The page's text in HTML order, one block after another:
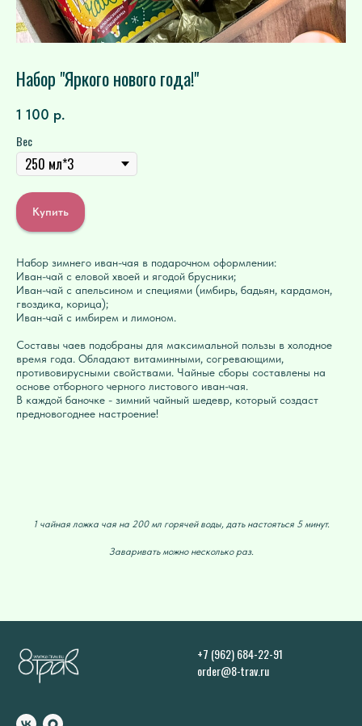
Набор "Яркого нового года!"
1 100 р.
Вес
Купить
Набор зимнего иван-чая в подарочном оформлении:
Иван-чай с еловой хвоей и ягодой брусники;
Иван-чай с апельсином и специями (имбирь, бадьян, кардамон,
гвоздика, корица);
Иван-чай с имбирем и лимоном.
Составы чаев подобраны для максимальной пользы в холодное
время года. Обладают витаминными, согревающими,
противовирусными свойствами. Чайные сборы составлены на
основе отборного черного листового иван-чая.
В каждой баночке - зимний чайный шедевр, который создаст
предновогоднее настроение!
1 чайная ложка чая на 200 мл горячей воды, дать настояться 5 минут.
Заваривать можно несколько раз.
+7 (962) 684-22-91
order@8-trav.ru